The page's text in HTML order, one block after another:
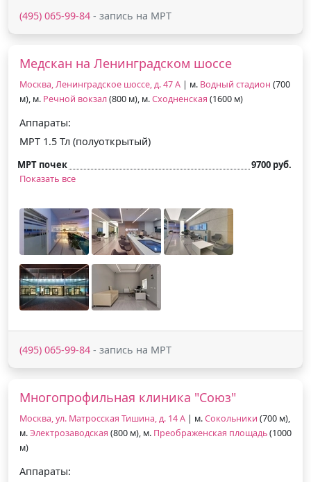
(495) 065-99-84 - запись на МРТ
Медскан на Ленинградском шоссе
Москва, Ленинградское шоссе, д. 47 А | м. Водный стадион (700
м), м. Речной вокзал(800 м), м.Сходненская (1600 м)
Аппараты:
МРТ 1.5 Тл (полуоткрытый)
МРТ почек
9700 руб.
Показать все
(495) 065-99-84 - запись на МРТ
Многопрофильная клиника "Союз"
Москва, ул. Матросская Тишина, д. 14 А | м.Сокольники (700 м),
м.Электрозаводская (800 м), м. Преображенская площадь(1000
м)
Аппараты: